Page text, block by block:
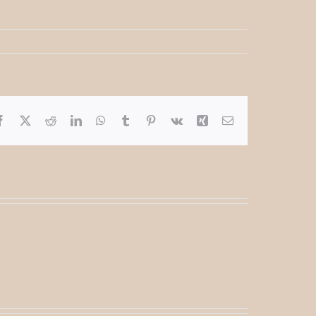
Facebook RedditLinkedInWhatsApp
Tumblr Pinterest
Vk Xing E-